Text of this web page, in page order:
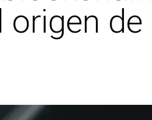
origen de